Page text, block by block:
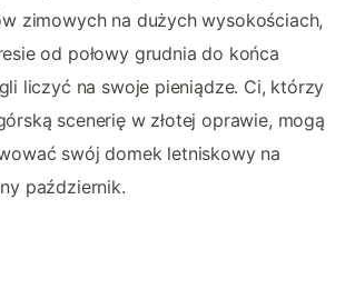
zimowych na dużych wysokościach,
od połowy grudnia do końca
liczyć na swoje pieniądze. Ci, którzy
scenerię w złotej oprawie, mogą
swój domek letniskowy na
październik.